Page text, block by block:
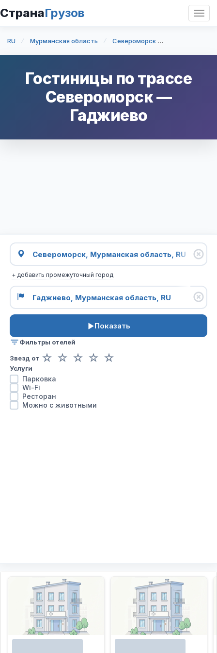
СтранаГрузов
RU Мурманская область Североморск
Гостиницы по трассе
Североморск—
Гаджиево
+ добавить промежуточный город
Показать
Фильтры отелей
Звезд от ☆ ☆ ☆ ☆ ☆
Услуги
Парковка
Wi-Fi
Ресторан
Можно с животными